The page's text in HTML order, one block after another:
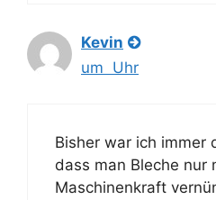
Kevin
um Uhr
Bisher war ich immer
dass man Bleche nur
Maschinenkraft